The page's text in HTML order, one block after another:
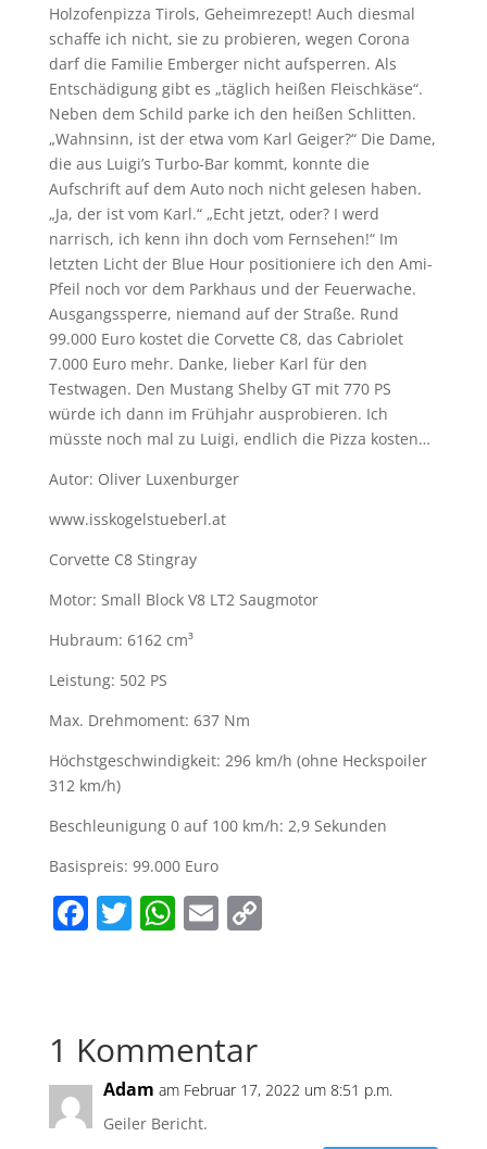
Holzofenpizza Tirols, Geheimrezept! Auch diesmal
schaffe ich nicht, sie zu probieren, wegen Corona
darf die Familie Emberger nicht aufsperren. Als
Entschädigung gibt es „täglich heißen Fleischkäse“.
Neben dem Schild parke ich den heißen Schlitten.
„Wahnsinn, ist der etwa vom Karl Geiger?“ Die Dame,
die aus Luigi’s Turbo-Bar kommt, konnte die
Aufschrift auf dem Auto noch nicht gelesen haben.
„Ja, der ist vom Karl.“ „Echt jetzt, oder? I werd
narrisch, ich kenn ihn doch vom Fernsehen!“ Im
letzten Licht der Blue Hour positioniere ich den Ami-
Pfeil noch vor dem Parkhaus und der Feuerwache.
Ausgangssperre, niemand auf der Straße. Rund
99.000 Euro kostet die Corvette C8, das Cabriolet
7.000 Euro mehr. Danke, lieber Karl für den
Testwagen. Den Mustang Shelby GT mit 770 PS
würde ich dann im Frühjahr ausprobieren. Ich
müsste noch mal zu Luigi, endlich die Pizza kosten…
Autor: Oliver Luxenburger
www.isskogelstueberl.at
Corvette C8 Stingray
Motor: Small Block V8 LT2 Saugmotor
Hubraum: 6162 cm³
Leistung: 502 PS
Max. Drehmoment: 637 Nm
Höchstgeschwindigkeit: 296 km/h (ohne Heckspoiler
312 km/h)
Beschleunigung 0 auf 100 km/h: 2,9 Sekunden
Basispreis: 99.000 Euro
F
b
o
o
T W
A
p
p
E C
n
1 Kommentar
Adam am Februar 17, 2022 um 8:51 p.m.
Geiler Bericht.